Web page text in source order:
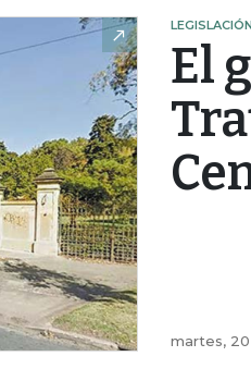
LEGISLACIÓN
El
martes,